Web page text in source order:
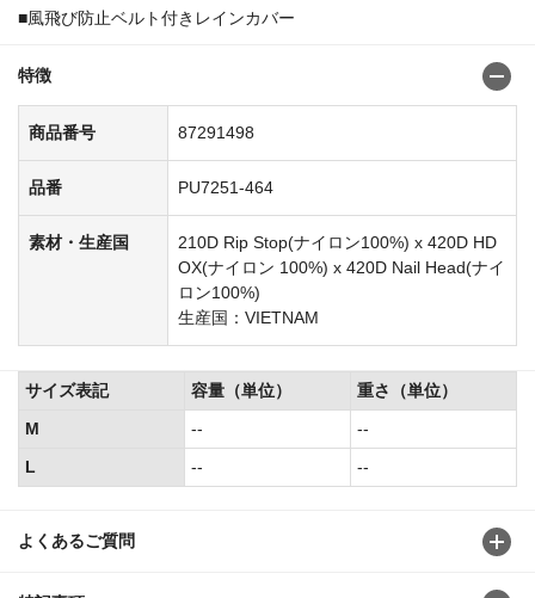
■風飛び防止ベルト付きレインカバー
特徴
商品番号 87291498
品番 PU7251-464
素材・生産国
210D Rip Stop(ナイロン100%) x 420D HD
OX(ナイロン 100%) x 420D Nail Head(ナイ
ロン100%)
生産国：VIETNAM
よくあるご質問
サイズ表記 容量（単位）
重さ（単位）
M
--
--
L
-- --